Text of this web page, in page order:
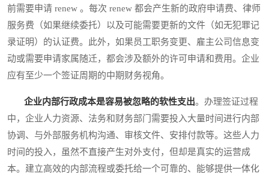
前需要申请 renew 。每次 renew 都会产生新的政府申请费、律师
服务费（如果继续委托）以及可能需要更新的文件（如无犯罪记
录证明）的认证费。此外，如果员工职务变更、雇主公司信息变
动或需要申请家属随迁，都会涉及额外的许可申请和费用。企业
应有至少一个签证周期的中期财务视角。
企业内部行政成本是容易被忽略的软性支出。办理签证过程
中，企业人力资源、法务和财务部门需要投入大量时间进行内部
协调、与外部服务机构沟通、审核文件、安排付款等。这些人力
时间的投入，虽然不直接产生对外支付，但却是真实的运营成
本。建立高效的内部流程或委托给一个可靠的、能够提供一体化